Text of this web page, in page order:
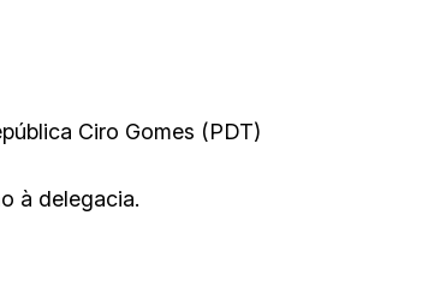
Ciro Gomes (PDT)
à delegacia.